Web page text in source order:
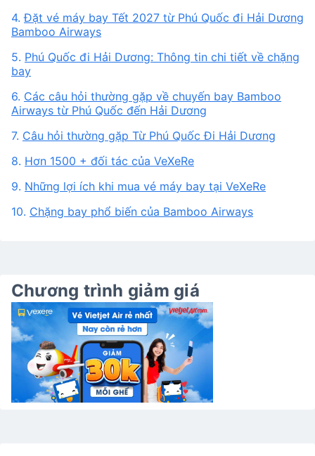
4.Đặt vé máy bay Tết 2027 từ Phú Quốc đi Hải Dương
Bamboo Airways
5. Phú Quốc đi Hải Dương: Thông tin chi tiết về chặng
bay
6. Các câu hỏi thường gặp về chuyến bay Bamboo
Airways từ Phú Quốc đến Hải Dương
7. Câu hỏi thường gặp Từ Phú Quốc Đi Hải Dương
8. Hơn 1500 + đối tác của VeXeRe
9. Những lợi ích khi mua vé máy bay tại VeXeRe
10. Chặng bay phổ biến của Bamboo Airways
Chương trình giảm giá